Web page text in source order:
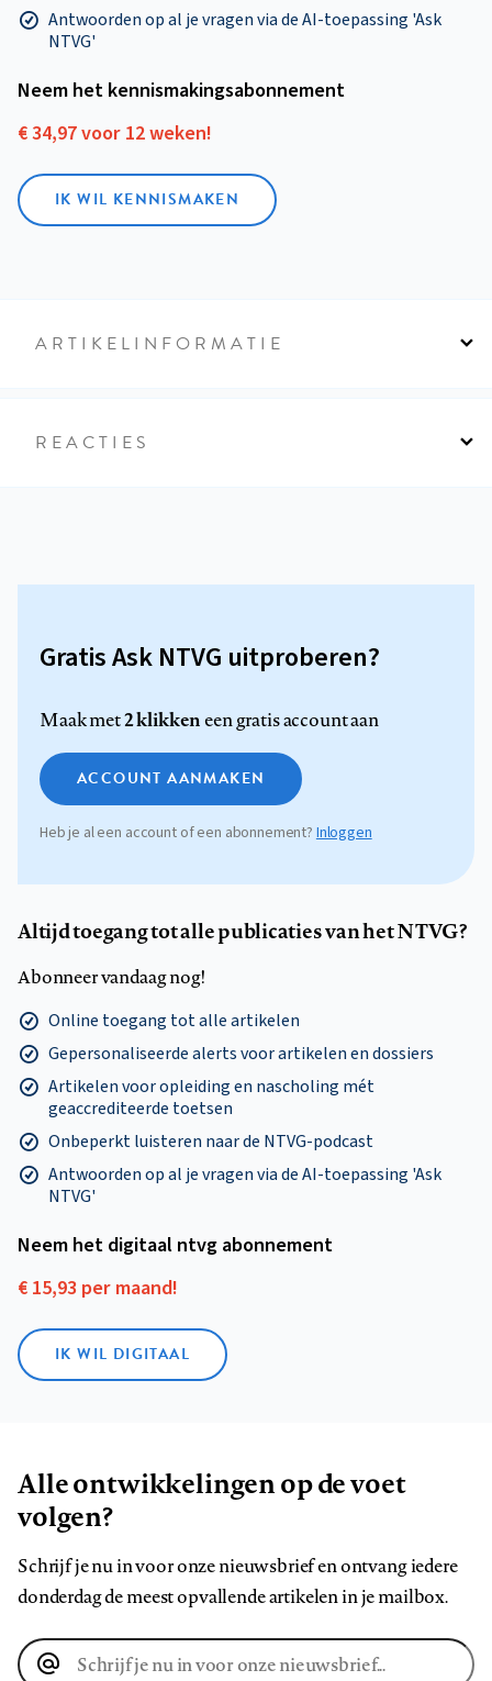
Antwoorden op al je vragen via de AI-toepassing 'Ask
NTVG'
Neem het kennismakings­abonnement
€ 34,97 voor 12 weken!
IK WIL KENNISMAKEN
ARTIKELINFORMATIE
REACTIES
Gratis Ask NTVG uitproberen?
Maak met2 klikkeneen gratis account aan
ACCOUNT AANMAKEN
Heb je al een account of een abonnement? Inloggen
Altijd toegang tot alle publicaties van het NTVG?
Abonneer vandaag nog!
Online toegang tot alle artikelen
Gepersonaliseerde alerts voor artikelen en dossiers
Artikelen voor opleiding en nascholing mét
geaccrediteerde toetsen
Onbeperkt luisteren naar de NTVG-podcast
Antwoorden op al je vragen via de AI-toepassing 'Ask
NTVG'
Neem het digitaal ntvg abonnement
€ 15,93 per maand!
IK WIL DIGITAAL
Alle ontwikkelingen op de voet
volgen?
Schrijf je nu in voor onze nieuwsbrief en ontvang iedere
donderdag de meest opvallende artikelen in je mailbox.
E-